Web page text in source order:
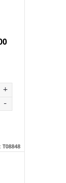
T08848